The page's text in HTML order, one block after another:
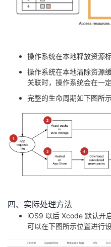
操作系统在本地释放资源标
操作系统在本地清除资源
关联时，操作系统会在一
完整的生命周期如下图所示
四、实际处理方法
iOS9 以后 Xcode 默认开
可以在下图所示位置进行设